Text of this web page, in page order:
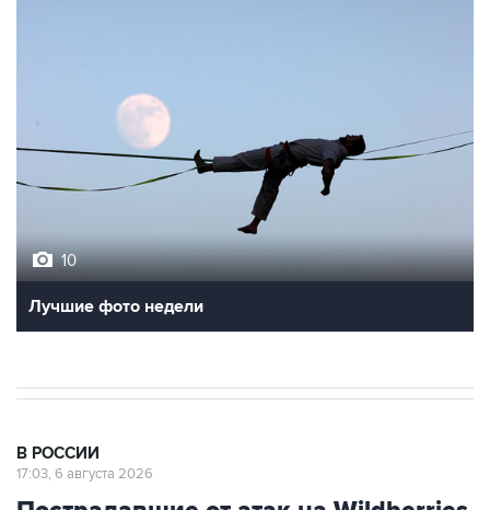
10
Лучшие фото недели
В РОССИИ
17:03, 6 августа 2026